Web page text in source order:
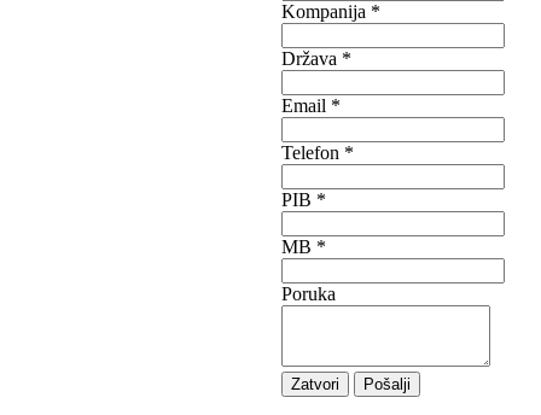
Kompanija *
Država *
Email *
Telefon *
PIB *
MB *
Poruka
Zatvori Pošalji